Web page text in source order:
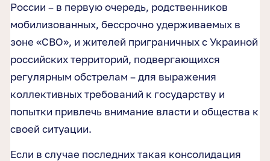
России – в первую очередь, родственников
мобилизованных, бессрочно удерживаемых в
зоне «СВО», и жителей приграничных с Украиной
российских территорий, подвергающихся
регулярным обстрелам – для выражения
коллективных требований к государству и
попытки привлечь внимание власти и общества к
своей ситуации.
Если в случае последних такая консолидация